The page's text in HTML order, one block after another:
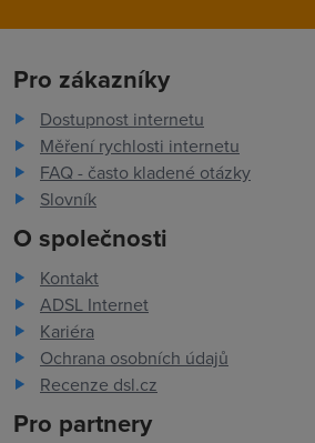
Pro zákazníky
Dostupnost internetu
Měření rychlosti internetu
FAQ - často kladené otázky
Slovník
O společnosti
Kontakt
ADSL Internet
Kariéra
Ochrana osobních údajů
Recenze dsl.cz
Pro partnery